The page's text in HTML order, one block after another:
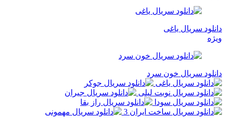
دانلود سریال یاغی
ویژه
دانلود سریال خون سرد